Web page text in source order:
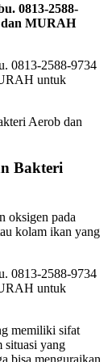
0813-2588-
dan MURAH
Aerob dan
Bakteri
oksigen pada
kolam ikan yang
memiliki sifat
situasi yang
bisa menguraikan